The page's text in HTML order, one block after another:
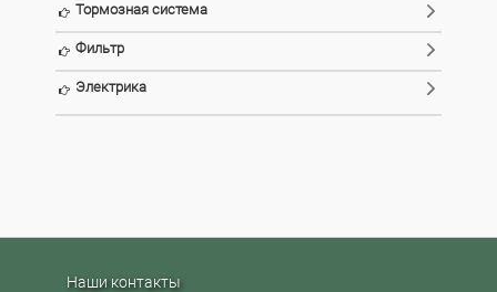
Тормозная система
Фильтр
Электрика
Наши контакты